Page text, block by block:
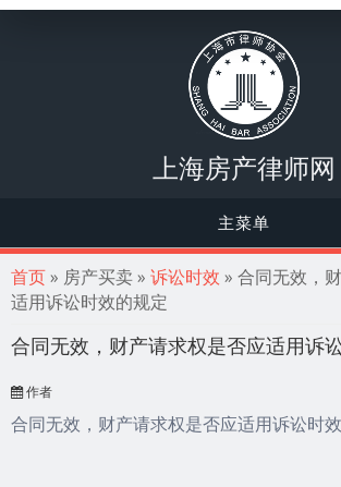
上海房产律师网
主菜单
你在这里
首页» 房产买卖 » 诉讼时效 » 合同无效，
适用诉讼时效的规定
合同无效，财产请求权是否应适用诉
作者
合同无效，财产请求权是否应适用诉讼时